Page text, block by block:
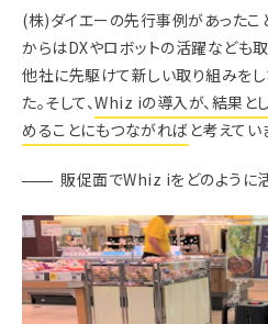
(株)ダイエーの先行事例があったこ
からはDXやロボットの活躍なども
他社に先駆けて新しい取り組みを
た。そして、Whiz iの導入が、結果と
めることにもつながれば と考えてい
販促面でWhiz iをどのように